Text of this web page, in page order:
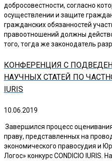
добросовестности, согласно
осуществлении и защите
гражданских обязанностей
правоотношений должны
того, тогда же законодатель
КОНФЕРЕНЦИЯ С
НАУЧНЫХ СТАТЕЙ ПО
IURIS
10.06.2019
Завершился процесс
праву, представленных на
экономического правосудия и
Логос» конкурс CONDICIO IURIS.